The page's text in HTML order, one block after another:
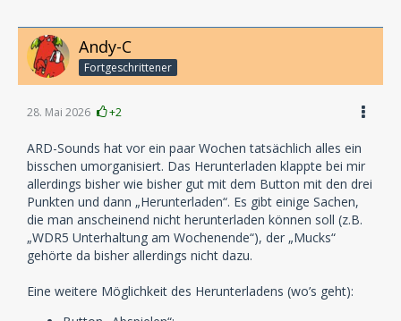
Andy-C
Fortgeschrittener
28. Mai 2026 +2
ARD-Sounds hat vor ein paar Wochen tatsächlich alles ein
bisschen umorganisiert. Das Herunterladen klappte bei mir
allerdings bisher wie bisher gut mit dem Button mit den drei
Punkten und dann „Herunterladen“. Es gibt einige Sachen,
die man anscheinend nicht herunterladen können soll (z.B.
„WDR5 Unterhaltung am Wochenende“), der „Mucks“
gehörte da bisher allerdings nicht dazu.
Eine weitere Möglichkeit des Herunterladens (wo’s geht):